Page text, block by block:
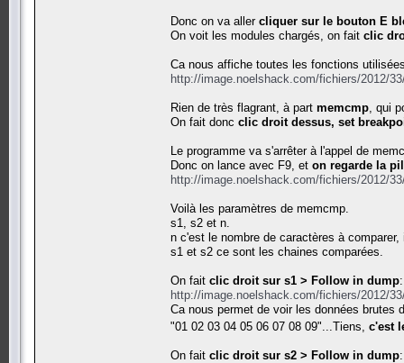
Donc on va aller cliquer sur le bouton E
On voit les modules chargés, on fait clic
Ca nous affiche toutes les fonctions
http://image.noelshack.com/fichiers/2012/
Rien de très flagrant, à part memcmp , qui
On fait donc clic droit dessus, set
Le programme va s'arrêter à l'appel de
Donc on lance avec F9, et on regarde la
http://image.noelshack.com/fichiers/2012/
Voilà les paramètres de memcmp.
s1, s2 et n.
n c'est le nombre de caractères à comparer,
s1 et s2 ce sont les chaines comparées.
On fait clic droit sur s1 > Follow in dump:
http://image.noelshack.com/fichiers/2012/
Ca nous permet de voir les données brutes
"01 02 03 04 05 06 07 08 09"...Tiens, c'est
On fait clic droit sur s2 > Follow in dump: